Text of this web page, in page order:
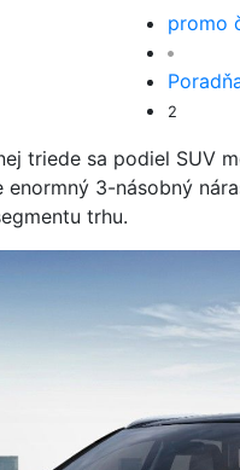
promo
2
triede sa podiel SUV
enormný 3-násobný
trhu.